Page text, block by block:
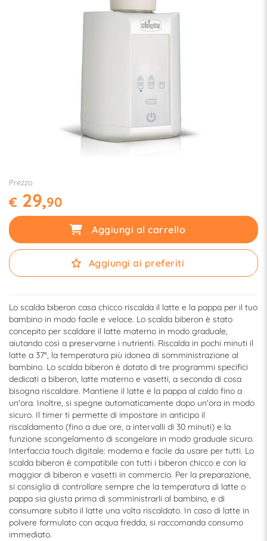
Prezzo
€ 29,90
Aggiungi al carrello
Aggiungi ai preferiti
Lo scalda biberon casa chicco riscalda il latte e la pappa per il tuo
bambino in modo facile e veloce. Lo scalda biberon è stato
concepito per scaldare il latte materno in modo graduale,
aiutando così a preservarne i nutrienti. Riscalda in pochi minuti il
latte a 37°, la temperatura più idonea di somministrazione al
bambino. Lo scalda biberon è dotato di tre programmi specifici
dedicati a biberon, latte materno e vasetti, a seconda di cosa
bisogna riscaldare. Mantiene il latte e la pappa al caldo fino a
un'ora. Inoltre, si spegne automaticamente dopo un'ora in modo
sicuro. Il timer ti permette di impostare in anticipo il
riscaldamento (fino a due ore, a intervalli di 30 minuti) e la
funzione scongelamento di scongelare in modo graduale sicuro.
Interfaccia touch digitale: moderna e facile da usare per tutti. Lo
scalda biberon è compatibile con tutti i biberon chicco e con la
maggior di biberon e vasetti in commercio. Per la preparazione,
si consiglia di controllare sempre che la temperatura di latte o
pappa sia giusta prima di somministrarli al bambino, e di
consumare subito il latte una volta riscaldato. In caso di latte in
polvere formulato con acqua fredda, si raccomanda consumo
immediato.